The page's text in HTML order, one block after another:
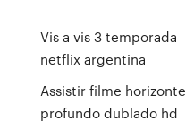
Vis a vis 3 temporada
netflix argentina
Assistir filme horizonte
profundo dublado hd